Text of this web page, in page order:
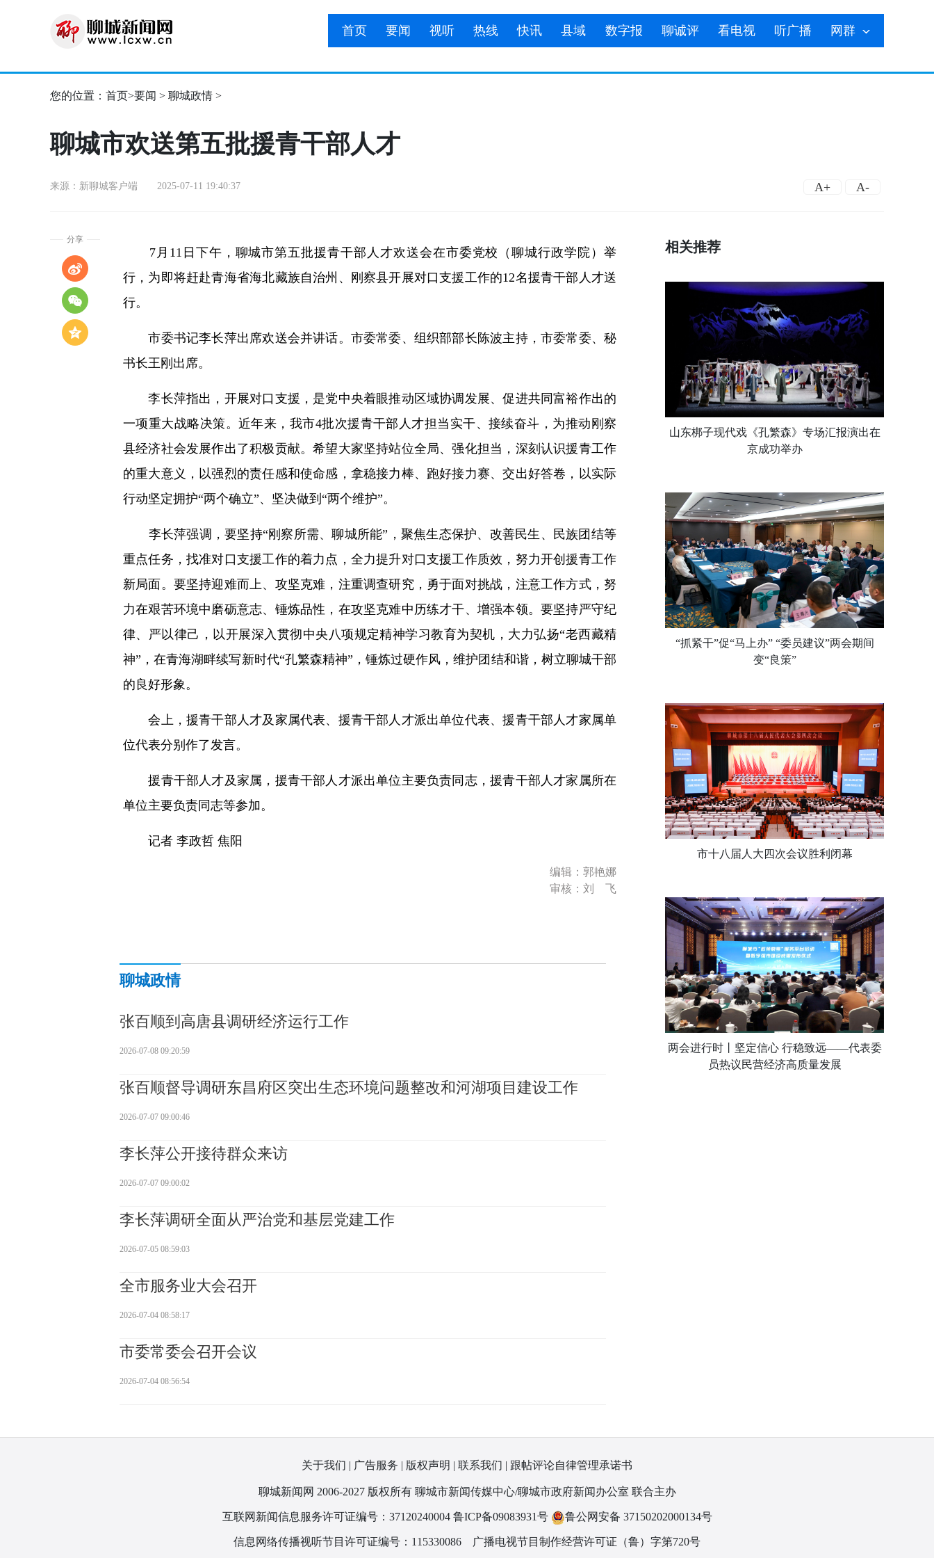
首页 要闻 视听 热线 快讯 县域 数字报 聊诚评 看电视 听广播 网群
您的位置： 首页>要闻 > 聊城政情 >
聊城市欢送第五批援青干部人才
来源：新聊城客户端 2025-07-11 19:40:37 A+ A-
分享
7月11日下午，聊城市第五批援青干部人才欢送会在市委党校（聊城行政学院）举
行，为即将赶赴青海省海北藏族自治州、刚察县开展对口支援工作的12名援青干部人才送
行。
市委书记李长萍出席欢送会并讲话。市委常委、组织部部长陈波主持，市委常委、秘
书长王刚出席。
李长萍指出，开展对口支援，是党中央着眼推动区域协调发展、促进共同富裕作出的
一项重大战略决策。近年来，我市4批次援青干部人才担当实干、接续奋斗，为推动刚察
县经济社会发展作出了积极贡献。希望大家坚持站位全局、强化担当，深刻认识援青工作
的重大意义，以强烈的责任感和使命感，拿稳接力棒、跑好接力赛、交出好答卷，以实际
行动坚定拥护“两个确立”、坚决做到“两个维护”。
李长萍强调，要坚持“刚察所需、聊城所能”，聚焦生态保护、改善民生、民族团结等
重点任务，找准对口支援工作的着力点，全力提升对口支援工作质效，努力开创援青工作
新局面。要坚持迎难而上、攻坚克难，注重调查研究，勇于面对挑战，注意工作方式，努
力在艰苦环境中磨砺意志、锤炼品性，在攻坚克难中历练才干、增强本领。要坚持严守纪
律、严以律己，以开展深入贯彻中央八项规定精神学习教育为契机，大力弘扬“老西藏精
神”，在青海湖畔续写新时代“孔繁森精神”，锤炼过硬作风，维护团结和谐，树立聊城干部
的良好形象。
会上，援青干部人才及家属代表、援青干部人才派出单位代表、援青干部人才家属单
位代表分别作了发言。
援青干部人才及家属，援青干部人才派出单位主要负责同志，援青干部人才家属所在
单位主要负责同志等参加。
记者 李政哲 焦阳
编辑：郭艳娜
审核：刘 飞
相关推荐
山东梆子现代戏《孔繁森》专场汇报演出在
京成功举办
“抓紧干”促“马上办” “委员建议”两会期间
变“良策”
市十八届人大四次会议胜利闭幕
两会进行时丨坚定信心 行稳致远——代表委
员热议民营经济高质量发展
聊城政情
张百顺到高唐县调研经济运行工作
2026-07-08 09:20:59
张百顺督导调研东昌府区突出生态环境问题整改和河湖项目建设工作
2026-07-07 09:00:46
李长萍公开接待群众来访
2026-07-07 09:00:02
李长萍调研全面从严治党和基层党建工作
2026-07-05 08:59:03
全市服务业大会召开
2026-07-04 08:58:17
市委常委会召开会议
2026-07-04 08:56:54
关于我们 | 广告服务 | 版权声明 | 联系我们 | 跟帖评论自律管理承诺书
聊城新闻网 2006-2027 版权所有 聊城市新闻传媒中心/聊城市政府新闻办公室 联合主办
互联网新闻信息服务许可证编号：37120240004 鲁ICP备09083931号 鲁公网安备 37150202000134号
信息网络传播视听节目许可证编号：115330086 广播电视节目制作经营许可证（鲁）字第720号